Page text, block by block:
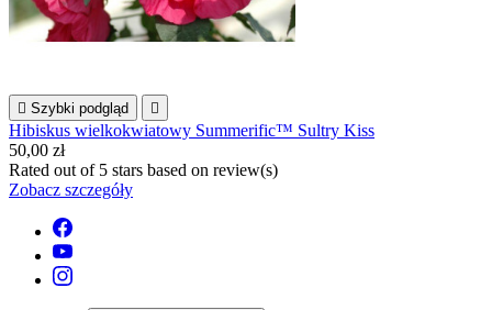
 Szybki podgląd 
Hibiskus wielkokwiatowy Summerific™ Sultry Kiss
50,00 zł
Rated out of 5 stars based on review(s)
Zobacz szczegóły